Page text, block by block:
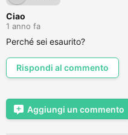
Ciao
1 anno fa
Perché sei esaurito?
Rispondi al commento
Aggiungi un commento